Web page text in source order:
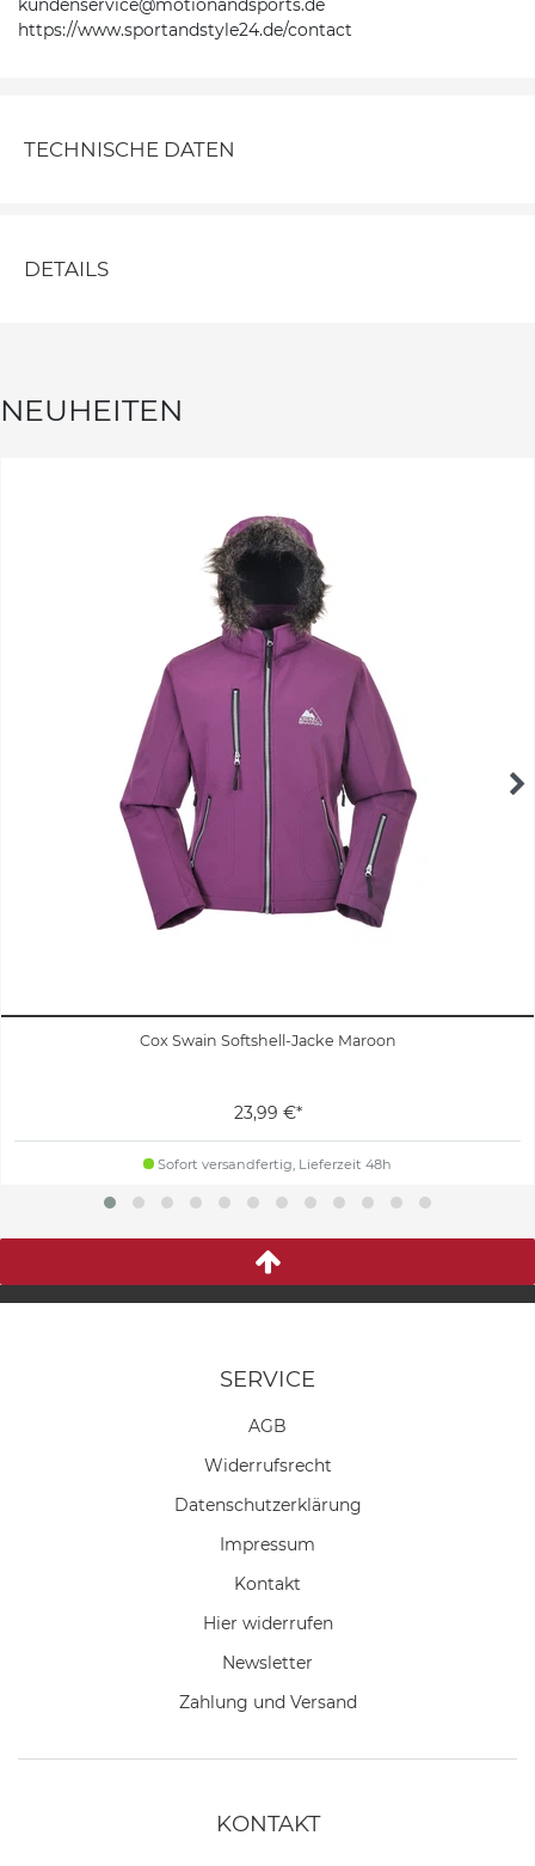
https://www.sportandstyle24.de/contact
TECHNISCHE DATEN
DETAILS
NEUHEITEN
Cox Swain Softshell-Jacke Maroon
23,99 €*
Sofort versandfertig, Lieferzeit 48h
SERVICE
AGB
Widerrufs­recht
Daten­schutz­erklärung
Impressum
Kontakt
Hier widerrufen
Newsletter
Zahlung und Versand
KONTAKT